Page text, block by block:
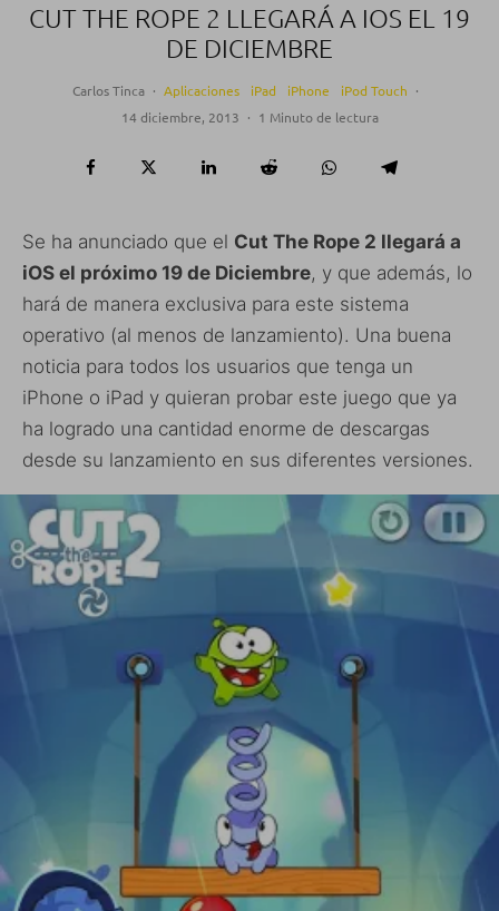
CUT THE ROPE 2 LLEGARÁ A IOS EL 19
DE DICIEMBRE
Carlos Tinca · Aplicaciones iPad iPhone iPod Touch ·
14 diciembre, 2013 · 1 Minuto de lectura
Se ha anunciado que el Cut The Rope 2 llegará a
iOS el próximo 19 de Diciembre, y que además, lo
hará de manera exclusiva para este sistema
operativo (al menos de lanzamiento). Una buena
noticia para todos los usuarios que tenga un
iPhone o iPad y quieran probar este juego que ya
ha logrado una cantidad enorme de descargas
desde su lanzamiento en sus diferentes versiones.